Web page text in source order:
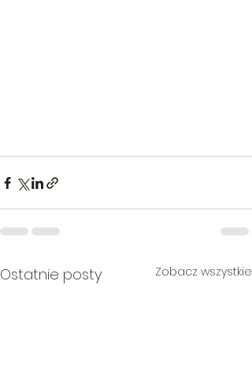
Ostatnie posty Zobacz wszystkie